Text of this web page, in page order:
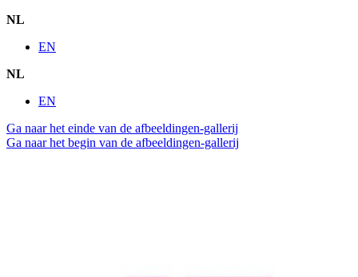
NL
EN
NL
EN
Ga naar het einde van de afbeeldingen-gallerij
Ga naar het begin van de afbeeldingen-gallerij